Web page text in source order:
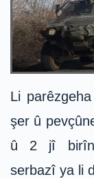
Li
şer û
û 2 jî
serbazî ya li